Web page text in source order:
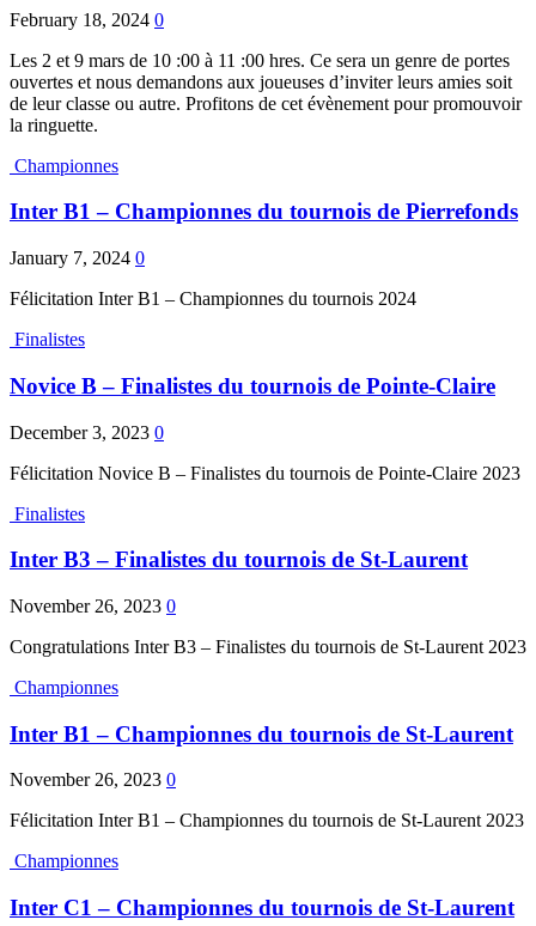
February 18, 2024 0
Les 2 et 9 mars de 10 :00 à 11 :00 hres. Ce sera un genre de portes
ouvertes et nous demandons aux joueuses d’inviter leurs amies soit
de leur classe ou autre. Profitons de cet évènement pour promouvoir
la ringuette.
Championnes
Inter B1 – Championnes du tournois de Pierrefonds
January 7, 2024 0
Félicitation Inter B1 – Championnes du tournois 2024
Finalistes
Novice B – Finalistes du tournois de Pointe-Claire
December 3, 2023 0
Félicitation Novice B – Finalistes du tournois de Pointe-Claire 2023
Finalistes
Inter B3 – Finalistes du tournois de St-Laurent
November 26, 2023 0
Congratulations Inter B3 – Finalistes du tournois de St-Laurent 2023
Championnes
Inter B1 – Championnes du tournois de St-Laurent
November 26, 2023 0
Félicitation Inter B1 – Championnes du tournois de St-Laurent 2023
Championnes
Inter C1 – Championnes du tournois de St-Laurent